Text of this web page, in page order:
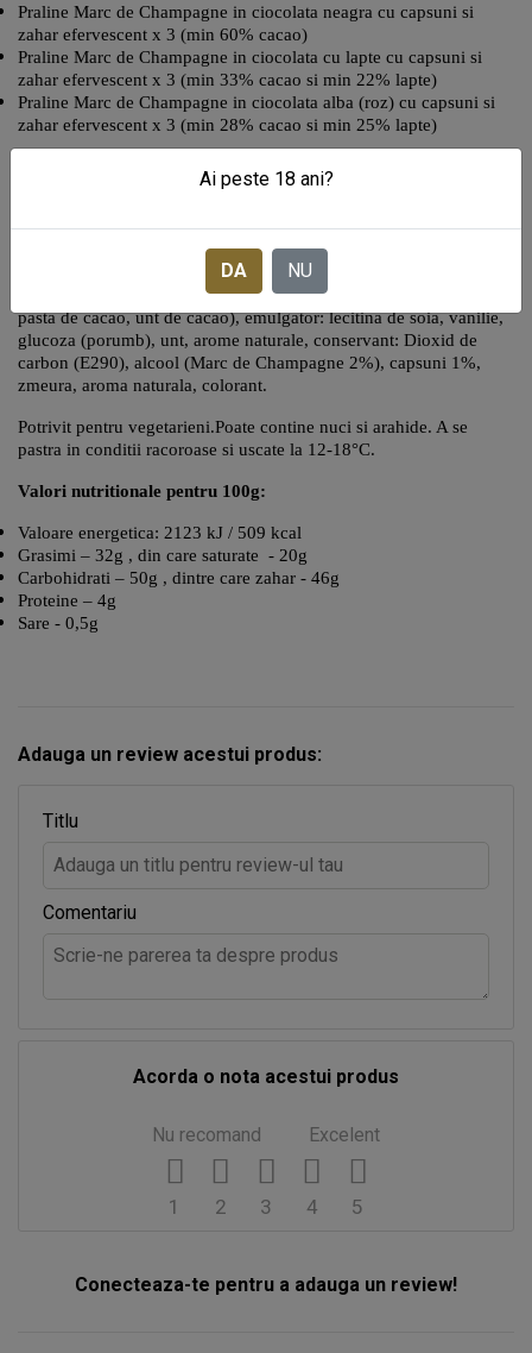
Praline Marc de Champagne in ciocolata neagra cu capsuni si
zahar efervescent x 3 (min 60% cacao)
Praline Marc de Champagne in ciocolata cu lapte cu capsuni si
zahar efervescent x 3 (min 33% cacao si min 22% lapte)
Praline Marc de Champagne in ciocolata alba (roz) cu capsuni si
zahar efervescent x 3 (min 28% cacao si min 25% lapte)
emulgator: lecitina de soia, vanilie), unt, fondant (zahar, sirop de
capsuni, concentrat de suc de sfecla rosie, arome naturale, etanol),
acid citric, concentrate de plante (mar, sofran, lamaie), ciocolata cu
lapte (zahar, unt de cacao, lapte praf integral, pasta de cacao,
emulgator: lecitina de soia, vanilie), ciocolata neagra (zahar in
pasta de cacao, unt de cacao), emulgator: lecitina de soia, vanilie,
glucoza (porumb), unt, arome naturale, conservant: Dioxid de
carbon (E290), alcool (Marc de Champagne 2%), capsuni 1%,
zmeura, aroma naturala, colorant.
Potrivit pentru vegetarieni.Poate contine nuci si arahide. A se
pastra in conditii racoroase si uscate la 12-18°C.
Valori nutritionale pentru 100g:
Valoare energetica: 2123 kJ / 509 kcal
Grasimi – 32g , din care saturate - 20g
Carbohidrati – 50g , dintre care zahar - 46g
Proteine – 4g
Sare - 0,5g
Adauga un review acestui produs:
Titlu
Comentariu
Acorda o nota acestui produs
Nu recomand Excelent
5
4
3
2
1
Conecteaza-te pentru a adauga un review!
Ai peste 18 ani?
DA NU